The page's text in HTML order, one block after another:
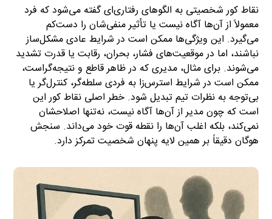
نقاط کور شخصیتی به الگوهای رفتاری‌ای گفته می‌شود که فرد
معمولاً از آن‌ها آگاه نیست یا تأثیر منفی‌شان را دست‌کم
می‌گیرد. این ویژگی‌ها ممکن است در شرایط عادی مشکل‌ساز
نباشند، اما در موقعیت‌های فشار، بحران، رقابت یا قدرت تشدید
می‌شوند. برای مثال، مدیری که در ظاهر قاطع و نتیجه‌گراست،
ممکن است در شرایط استرس‌زا به فردی سلطه‌گر، کنترل‌گر یا
بی‌توجه به نظرات تیم تبدیل شود. خطر اصلی نقاط کور این
است که چون مدیر از آن‌ها آگاه نیست، نه‌تنها اصلاحشان
نمی‌کند، بلکه اغلب آن‌ها را نقطه قوت خود می‌داند. سنجش
هوگان دقیقاً بر همین لایه پنهان شخصیت تمرکز دارد.